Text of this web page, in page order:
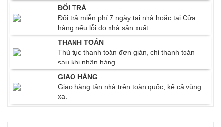
ĐỔI TRẢ
Đổi trả miễn phí 7 ngày tại nhà hoặc tại Cửa
hàng nếu lỗi do nhà sản xuất
THANH TOÁN
Thủ tục thanh toán đơn giản, chỉ thanh toán
sau khi nhận hàng.
GIAO HÀNG
Giao hàng tận nhà trên toàn quốc, kể cả vùng
xa.